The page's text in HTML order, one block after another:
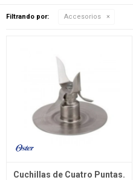
Filtrando por: Accesorios
Cuchillas de Cuatro Puntas.